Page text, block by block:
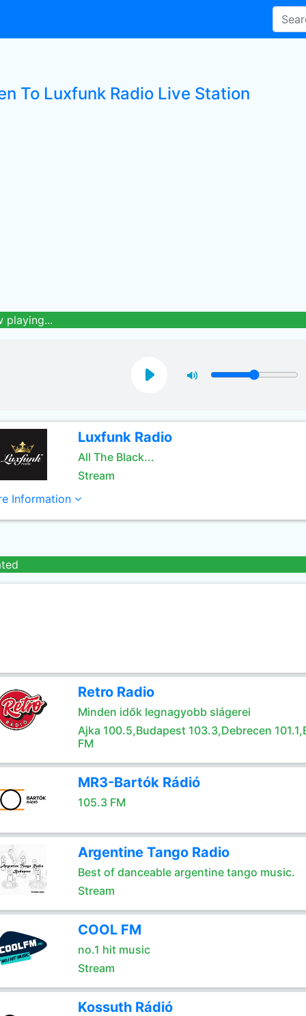
To Luxfunk Radio Live Station
playing...
Luxfunk Radio
All The Black...
Stream
Information
Retro Radio
Minden idők legnagyobb slágerei
Ajka 100.5,Budapest 103.3,Debrecen
FM
MR3-Bartók Rádió
105.3 FM
Argentine Tango Radio
Best of danceable argentine tango music.
Stream
COOL FM
no.1 hit music
Stream
Kossuth Rádió